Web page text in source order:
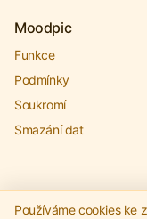
Moodpic
Funkce
Podmínky
Soukromí
Smazání dat
Používáme cookies ke